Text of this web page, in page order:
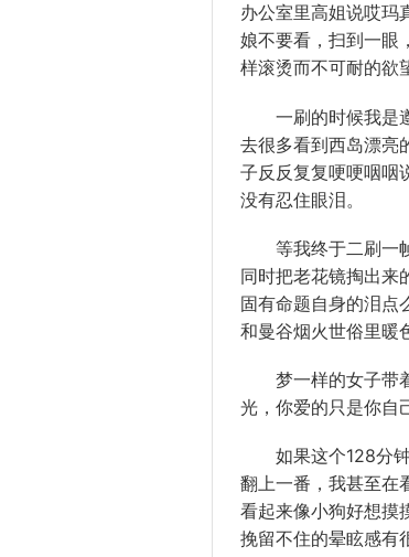
办公室里高姐说哎玛
娘不要看，扫到一眼
样滚烫而不可耐的欲
一刷的时候我是
去很多看到西岛漂亮
子反反复复哽哽咽咽
没有忍住眼泪。
等我终于二刷一帧
同时把老花镜掏出来
固有命题自身的泪点
和曼谷烟火世俗里暖
梦一样的女子带
光 ，你爱的只是你自
如果这个128分钟
翻上一番，我甚至在
看起来像小狗好想摸
挽留不住的晕眩感有